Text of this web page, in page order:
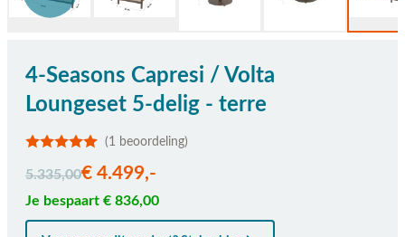
4-Seasons Capresi / Volta
Loungeset 5-delig - terre
(1 beoordeling)
5.335,00€ 4.499,-
Je bespaart € 836,00